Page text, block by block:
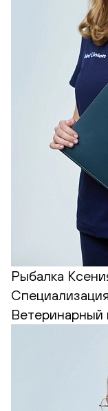
Рыбалка
Ветеринарный